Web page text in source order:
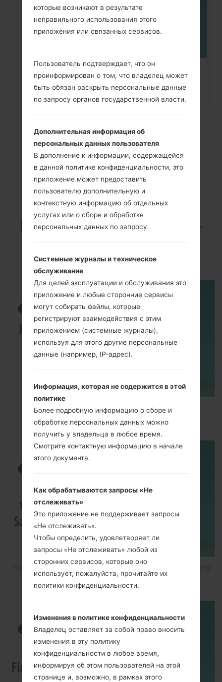
Как удалить все данные с
телефона через меню на
Samsung...
ВидеоSamsung SM-
8.0
How to Enable Developer Options & USB
Debugging on Samsung ?
How to Factory Reset through menu on Samsung
Galaxy G6 SM-G920P?
которые возникают в результате
неправильного использования этого
приложения или связанных сервисов.
Пользователь подтверждает, что он
проинформирован о том, что владелец может
быть обязан раскрыть персональные данные
по запросу органов государственной власти.
Дополнительная информация об
персональных данных пользователя
В дополнение к информации, содержащейся
в данной политике конфиденциальности, это
приложение может предоставить
пользователю дополнительную и
контекстную информацию об отдельных
услугах или о сборе и обработке
персональных данных по запросу.
Системные журналы и техническое
обслуживание
Для целей эксплуатации и обслуживания это
приложение и любые сторонние сервисы
могут собирать файлы, которые
регистрируют взаимодействия с этим
приложением (системные журналы),
используя для этого другие персональные
данные (например, IP-адрес).
Информация, которая не содержится в этой
политике
Более подробную информацию о сборе и
обработке персональных данных можно
получить у владельца в любое время.
Смотрите контактную информацию в начале
этого документа.
Как обрабатываются запросы «Не
отслеживать»
Это приложение не поддерживает запросы
«Не отслеживать».
Чтобы определить, удовлетворяет ли
запросы «Не отслеживать» любой из
сторонних сервисов, которые оно
использует, пожалуйста, прочитайте их
политики конфиденциальности.
Изменения в политике конфиденциальности
Владелец оставляет за собой право вносить
изменения в эту политику
конфиденциальности в любое время,
информируя об этом пользователей на этой
странице и, возможно, в рамках этого